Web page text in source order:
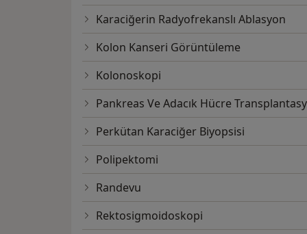
Karaciğerin Radyofrekanslı Ablasyon
Kolon Kanseri Görüntüleme
Kolonoskopi
Pankreas Ve Adacık Hücre
Perkütan Karaciğer Biyopsisi
Polipektomi
Randevu
Rektosigmoidoskopi